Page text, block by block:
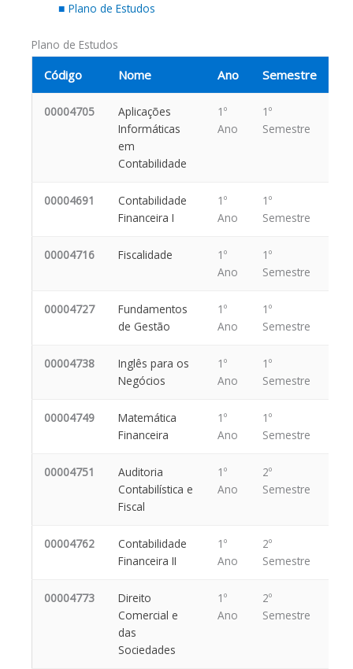
Plano de Estudos
Plano de Estudos
Código Nome Ano Semestre
00004705
Aplicações
Informáticas
em
Contabilidade
1º
Ano
1º
Semestre
00004691
Contabilidade
Financeira I
1º
Ano
1º
Semestre
00004716 Fiscalidade
1º
Ano
1º
Semestre
00004727
Fundamentos
de Gestão
1º
Ano
1º
Semestre
00004738
Inglês para os
Negócios
1º
Ano
1º
Semestre
00004749
Matemática
Financeira
1º
Ano
1º
Semestre
00004751
Auditoria
Contabilística e
Fiscal
1º
Ano
2º
Semestre
00004762
Contabilidade
Financeira II
1º
Ano
2º
Semestre
00004773
Direito
Comercial e
das
Sociedades
1º
Ano
2º
Semestre